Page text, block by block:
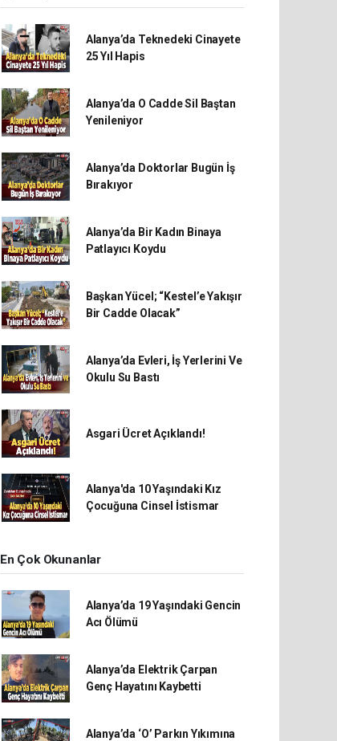
Alanya’da Teknedeki Cinayete
25 Yıl Hapis
Alanya’da O Cadde Sil Baştan
Yenileniyor
Alanya’da Doktorlar Bugün İş
Bırakıyor
Alanya’da Bir Kadın Binaya
Patlayıcı Koydu
Başkan Yücel; “Kestel’e Yakışır
Bir Cadde Olacak”
Alanya’da Evleri, İş Yerlerini Ve
Okulu Su Bastı
Asgari Ücret Açıklandı!
Alanya'da 10 Yaşındaki Kız
Çocuğuna Cinsel İstismar
En Çok Okunanlar
Alanya’da 19 Yaşındaki Gencin
Acı Ölümü
Alanya’da Elektrik Çarpan
Genç Hayatını Kaybetti
Alanya’da ‘O’ Parkın Yıkımına